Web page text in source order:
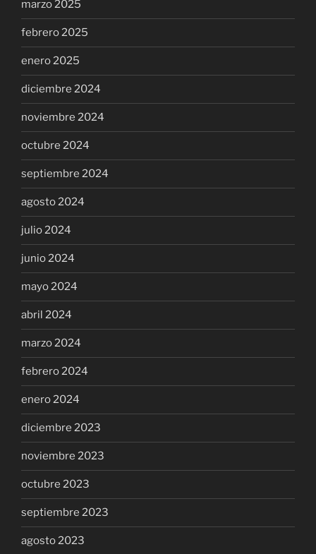
marzo 2025
febrero 2025
enero 2025
diciembre 2024
noviembre 2024
octubre 2024
septiembre 2024
agosto 2024
julio 2024
junio 2024
mayo 2024
abril 2024
marzo 2024
febrero 2024
enero 2024
diciembre 2023
noviembre 2023
octubre 2023
septiembre 2023
agosto 2023